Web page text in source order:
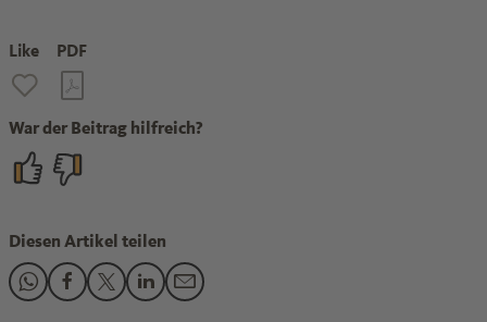
Like PDF
War der Beitrag hilfreich?
Diesen Artikel teilen
Den Beitrag "Nachhaltigkeitsberichterstattung: Tipps für
Den Beitrag "Nachhaltigkeitsberichterstattung: Tipps
Den Beitrag "Nachhaltigkeitsberichterstattung:
Den Beitrag
Den Beitrag